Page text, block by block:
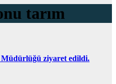
tarım
ziyaret edildi.